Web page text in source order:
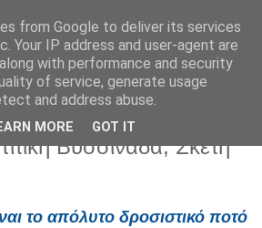
Βυσσινάδα, Σκέτη
το απόλυτο δροσιστικό ποτό
from Google to deliver its services
Your IP address and user-agent are
with performance and security
of service, generate usage
and address abuse.
MORE GOT IT